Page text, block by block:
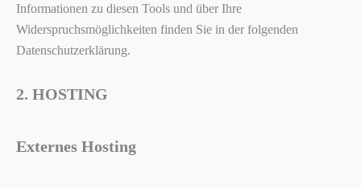
Informationen zu diesen Tools und über Ihre
Widerspruchsmöglichkeiten finden Sie in der folgenden
Datenschutzerklärung.
2. HOSTING
Externes Hosting